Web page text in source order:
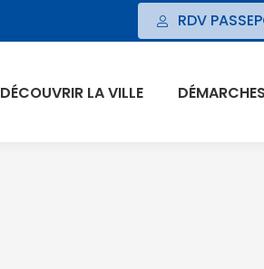
RDV
DÉCOUVRIR LA VILLE